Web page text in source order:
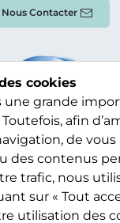
Nous Contacter
cookies
une grande
afin
de vous
des contenus
trafic, nous
sur « Tout
utilisation des